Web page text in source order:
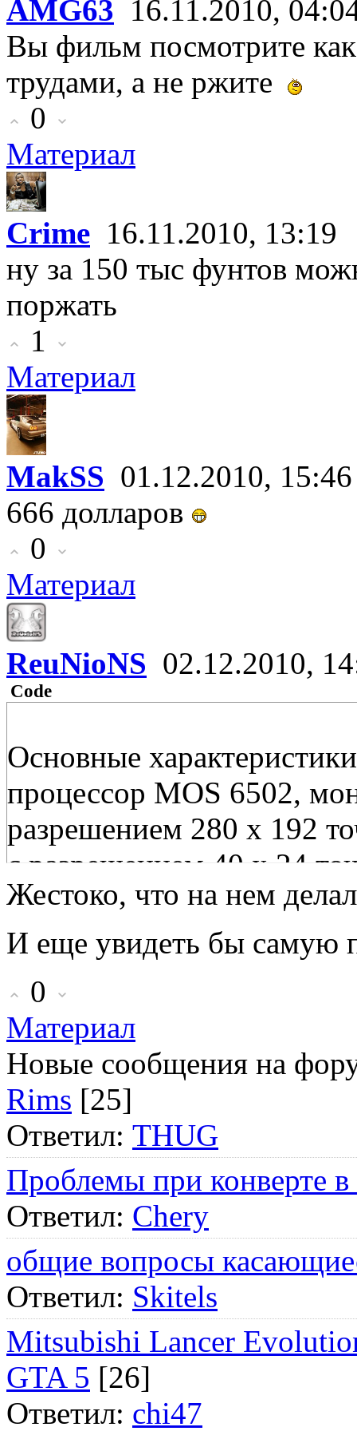
AMG63 16.11.2010,
Вы фильм посмотрите
трудами, а не ржите
0
Материал
Crime 16.11.2010, 13:19
ну за 150 тыс фунтов
поржать
1
Материал
MakSS 01.12.2010, 15:46
666 долларов
0
Материал
ReuNioNS 02.12.2010,
Code
Основные
процессор MOS 6502,
разрешением 280 х 192
с разрешением 40 х 24
поддержка кассетного
Жестоко, что на нем
И еще увидеть бы самую
0
Материал
Новые сообщения на
Rims [25]
Ответил: THUG
Проблемы при конверте
Ответил: Chery
общие вопросы
Ответил: Skitels
Mitsubishi Lancer
GTA 5 [26]
Ответил: chi47